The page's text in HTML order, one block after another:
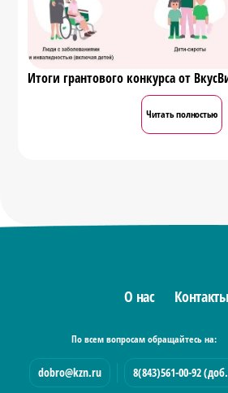
Итоги грантового конкурса от
Читать полностью
О нас Контакты
По всем вопросам обращайтесь на:
dobro@kzn.ru 8(843)561-00-92